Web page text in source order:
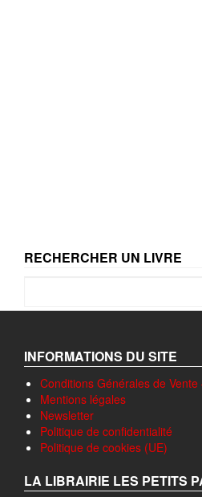
RECHERCHER UN LIVRE
INFORMATIONS DU SITE
Conditions Générales de Vente
Mentions légales
Newsletter
Politique de confidentialité
Politique de cookies (UE)
LA LIBRAIRIE LES PETITS